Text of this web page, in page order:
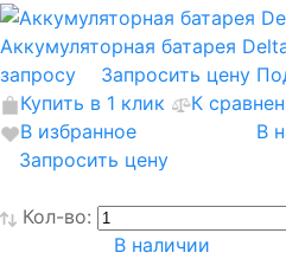
Аккумуляторная батарея
запросу
Запросить цену
Купить в 1 клик
К
В избранное
В
Запросить цену
Кол-во:
В наличии